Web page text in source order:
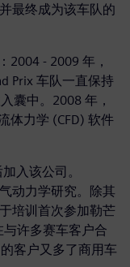
最终成为该车队的
2004 - 2009 年，
Prix 车队一直保持
囊中。2008 年，
体力学 (CFD) 软件
入该公司。
动力学研究。除其
培训首次参加勒芒
与许多赛车客户合
客户又多了商用车